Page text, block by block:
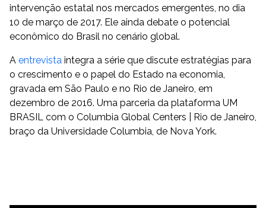
intervenção estatal nos mercados emergentes, no dia
10 de março de 2017. Ele ainda debate o potencial
econômico do Brasil no cenário global.
A entrevista integra a série que discute estratégias para
o crescimento e o papel do Estado na economia,
gravada em São Paulo e no Rio de Janeiro, em
dezembro de 2016. Uma parceria da plataforma UM
BRASIL com o Columbia Global Centers | Rio de Janeiro,
braço da Universidade Columbia, de Nova York.